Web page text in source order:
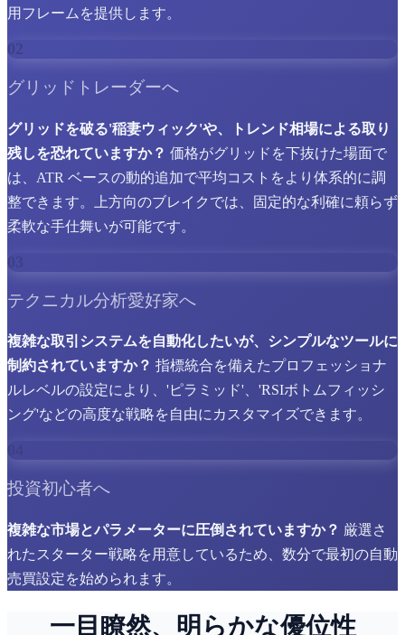
用フレームを提供します。
02
グリッドトレーダーへ
グリッドを破る'稲妻ウィック'や、トレンド相場による取り
残しを恐れていますか？ 価格がグリッドを下抜けた場面で
は、ATR ベースの動的追加で平均コストをより体系的に調
整できます。上方向のブレイクでは、固定的な利確に頼らず
柔軟な手仕舞いが可能です。
03
テクニカル分析愛好家へ
複雑な取引システムを自動化したいが、シンプルなツールに
制約されていますか？ 指標統合を備えたプロフェッショナ
ルレベルの設定により、'ピラミッド'、'RSIボトムフィッシ
ング'などの高度な戦略を自由にカスタマイズできます。
投資初心者へ
複雑な市場とパラメーターに圧倒されていますか？ 厳選さ
れたスターター戦略を用意しているため、数分で最初の自動
売買設定を始められます。
一目瞭然、明らかな優位性